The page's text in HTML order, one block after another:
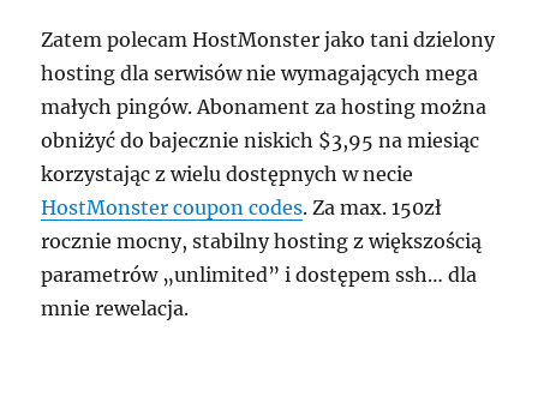
Zatem polecam HostMonster jako tani dzielony
hosting dla serwisów nie wymagających mega
małych pingów. Abonament za hosting można
obniżyć do bajecznie niskich $3,95 na miesiąc
korzystając z wielu dostępnych w necie
HostMonster coupon codes. Za max. 150zł
rocznie mocny, stabilny hosting z większością
parametrów „unlimited” i dostępem ssh… dla
mnie rewelacja.